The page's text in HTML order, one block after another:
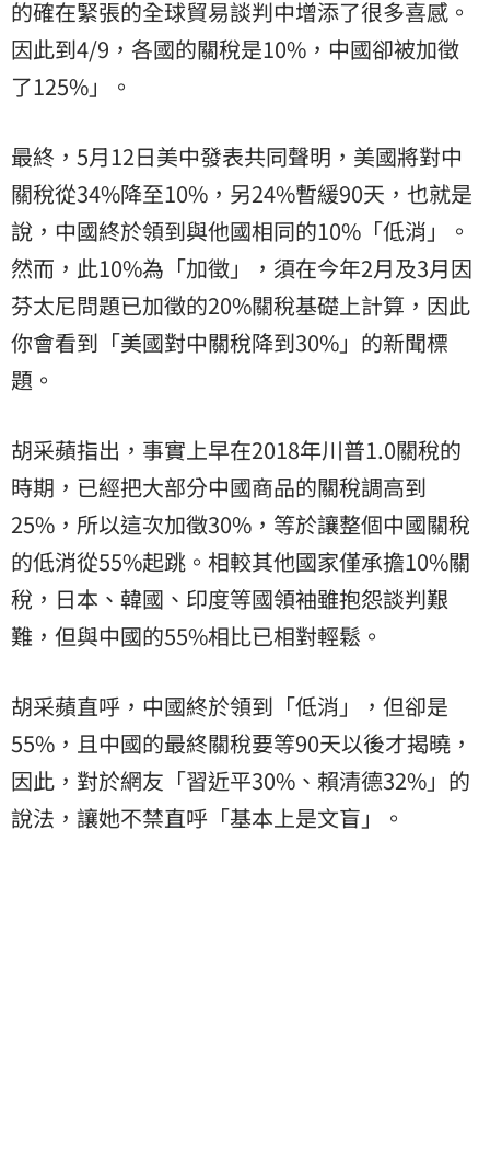
的確在緊張的全球貿易談判中增添了很多喜感。
因此到4/9，各國的關稅是10%，中國卻被加徵
了125%」。
最終，5月12日美中發表共同聲明，美國將對中
關稅從34%降至10%，另24%暫緩90天，也就是
說，中國終於領到與他國相同的10%「低消」。
然而，此10%為「加徵」，須在今年2月及3月因
芬太尼問題已加徵的20%關稅基礎上計算，因此
你會看到「美國對中關稅降到30%」的新聞標
題。
胡采蘋指出，事實上早在2018年川普1.0關稅的
時期，已經把大部分中國商品的關稅調高到
25%，所以這次加徵30%，等於讓整個中國關稅
的低消從55%起跳。相較其他國家僅承擔10%關
稅，日本、韓國、印度等國領袖雖抱怨談判艱
難，但與中國的55%相比已相對輕鬆。
胡采蘋直呼，中國終於領到「低消」，但卻是
55%，且中國的最終關稅要等90天以後才揭曉，
因此，對於網友「習近平30%、賴清德32%」的
說法，讓她不禁直呼「基本上是文盲」。